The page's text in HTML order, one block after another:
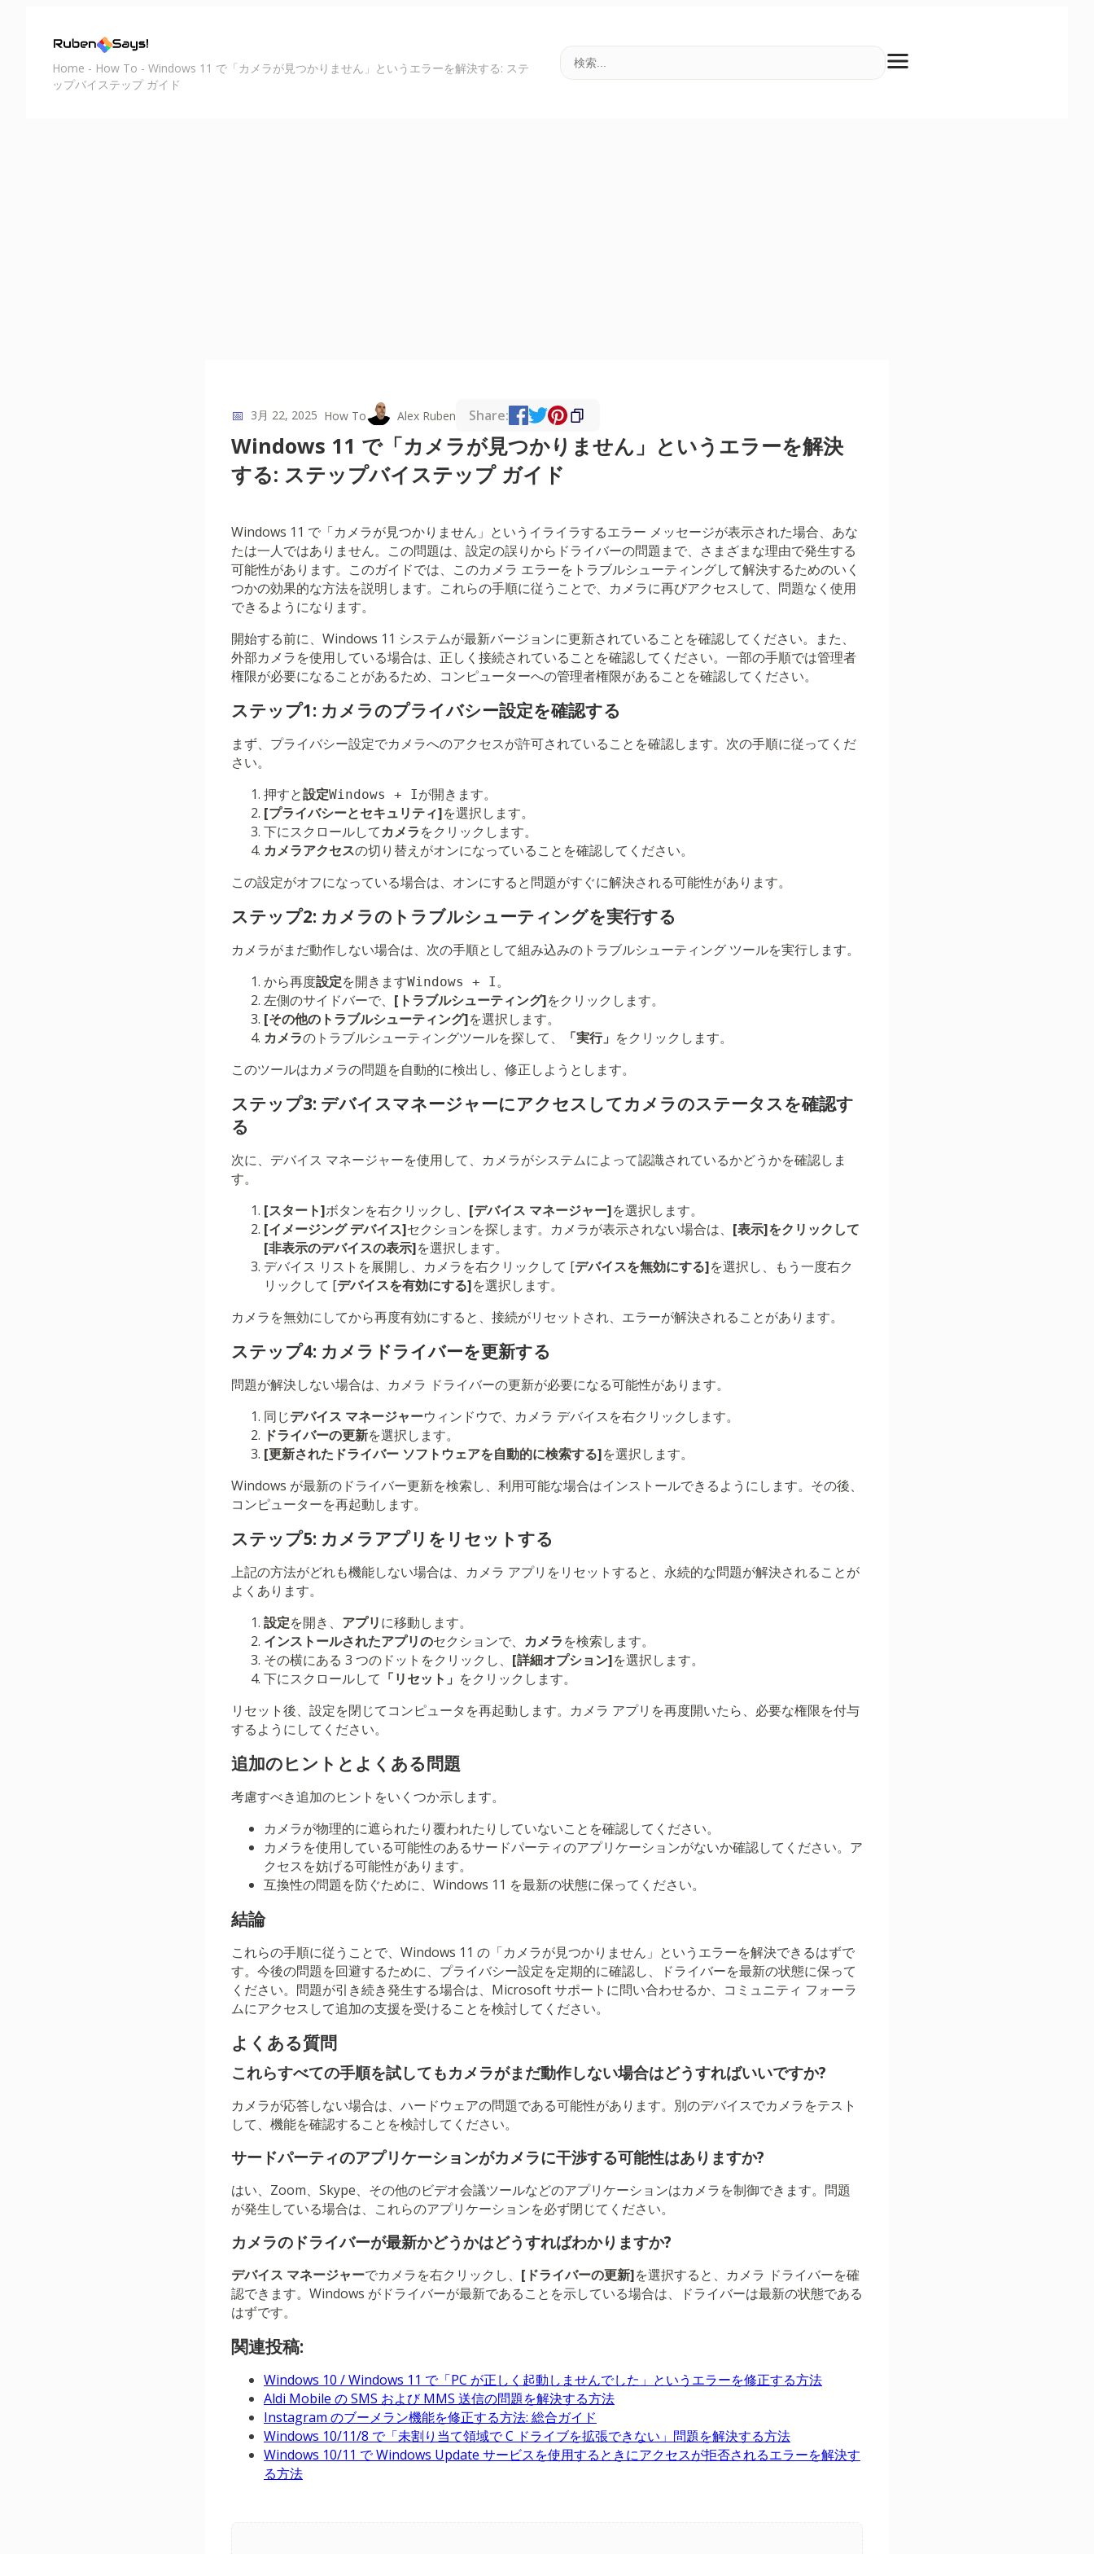
Home - How To - Windows 11 で「カメラが見つかりません」というエラーを解決する: ステ
ップバイステップ ガイド
📅 3月 22, 2025 How To Alex Ruben Share:
Windows 11 で「カメラが見つかりません」というエラーを解決
する: ステップバイステップ ガイド
Windows 11 で「カメラが見つかりません」というイライラするエラー メッセージが表示された場合、あな
たは一人ではありません。この問題は、設定の誤りからドライバーの問題まで、さまざまな理由で発生する
可能性があります。このガイドでは、このカメラ エラーをトラブルシューティングして解決するためのいく
つかの効果的な方法を説明します。これらの手順に従うことで、カメラに再びアクセスして、問題なく使用
できるようになります。
開始する前に、Windows 11 システムが最新バージョンに更新されていることを確認してください。また、
外部カメラを使用している場合は、正しく接続されていることを確認してください。一部の手順では管理者
権限が必要になることがあるため、コンピューターへの管理者権限があることを確認してください。
ステップ1: カメラのプライバシー設定を確認する
まず、プライバシー設定でカメラへのアクセスが許可されていることを確認します。次の手順に従ってくだ
さい。
押すと設定Windows + Iが開きます。
[プライバシーとセキュリティ]を選択します。
下にスクロールしてカメラをクリックします。
カメラアクセスの切り替えがオンになっていることを確認してください。
この設定がオフになっている場合は、オンにすると問題がすぐに解決される可能性があります。
ステップ2: カメラのトラブルシューティングを実行する
カメラがまだ動作しない場合は、次の手順として組み込みのトラブルシューティング ツールを実行します。
から再度設定を開きますWindows + I。
左側のサイドバーで、 [トラブルシューティング]をクリックします。
[その他のトラブルシューティング]を選択します。
カメラのトラブルシューティングツールを探して、 「実行」 をクリックします。
このツールはカメラの問題を自動的に検出し、修正しようとします。
ステップ3: デバイスマネージャーにアクセスしてカメラのステータスを確認す
る
次に、デバイス マネージャーを使用して、カメラがシステムによって認識されているかどうかを確認しま
す。
[スタート]ボタンを右クリックし、 [デバイス マネージャー]を選択します。
[イメージング デバイス]セクションを探します。カメラが表示されない場合は、 [表示]をクリックして
[非表示のデバイスの表示]を選択します。
デバイス リストを展開し、カメラを右クリックして [デバイスを無効にする]を選択し、もう一度右ク
リックして [デバイスを有効にする]を選択します。
カメラを無効にしてから再度有効にすると、接続がリセットされ、エラーが解決されることがあります。
ステップ4: カメラドライバーを更新する
問題が解決しない場合は、カメラ ドライバーの更新が必要になる可能性があります。
同じデバイス マネージャーウィンドウで、カメラ デバイスを右クリックします。
ドライバーの更新を選択します。
[更新されたドライバー ソフトウェアを自動的に検索する]を選択します。
Windows が最新のドライバー更新を検索し、利用可能な場合はインストールできるようにします。その後、
コンピューターを再起動します。
ステップ5: カメラアプリをリセットする
上記の方法がどれも機能しない場合は、カメラ アプリをリセットすると、永続的な問題が解決されることが
よくあります。
設定を開き、 アプリに移動します。
インストールされたアプリのセクションで、 カメラを検索します。
その横にある 3 つのドットをクリックし、 [詳細オプション]を選択します。
下にスクロールして 「リセット」 をクリックします。
リセット後、設定を閉じてコンピュータを再起動します。カメラ アプリを再度開いたら、必要な権限を付与
するようにしてください。
追加のヒントとよくある問題
考慮すべき追加のヒントをいくつか示します。
カメラが物理的に遮られたり覆われたりしていないことを確認してください。
カメラを使用している可能性のあるサードパーティのアプリケーションがないか確認してください。ア
クセスを妨げる可能性があります。
互換性の問題を防ぐために、Windows 11 を最新の状態に保ってください。
結論
これらの手順に従うことで、Windows 11 の「カメラが見つかりません」というエラーを解決できるはずで
す。今後の問題を回避するために、プライバシー設定を定期的に確認し、ドライバーを最新の状態に保って
ください。問題が引き続き発生する場合は、Microsoft サポートに問い合わせるか、コミュニティ フォーラ
ムにアクセスして追加の支援を受けることを検討してください。
よくある質問
これらすべての手順を試してもカメラがまだ動作しない場合はどうすればいいですか?
カメラが応答しない場合は、ハードウェアの問題である可能性があります。別のデバイスでカメラをテスト
して、機能を確認することを検討してください。
サードパーティのアプリケーションがカメラに干渉する可能性はありますか?
はい、Zoom、Skype、その他のビデオ会議ツールなどのアプリケーションはカメラを制御できます。問題
が発生している場合は、これらのアプリケーションを必ず閉じてください。
カメラのドライバーが最新かどうかはどうすればわかりますか?
デバイス マネージャーでカメラを右クリックし、 [ドライバーの更新]を選択すると、カメラ ドライバーを確
認できます。Windows がドライバーが最新であることを示している場合は、ドライバーは最新の状態である
はずです。
関連投稿:
Windows 10 / Windows 11 で「PC が正しく起動しませんでした」というエラーを修正する方法
Aldi Mobile の SMS および MMS 送信の問題を解決する方法
Instagram のブーメラン機能を修正する方法: 総合ガイド
Windows 10/11/8 で「未割り当て領域で C ドライブを拡張できない」問題を解決する方法
Windows 10/11 で Windows Update サービスを使用するときにアクセスが拒否されるエラーを解決す
る方法